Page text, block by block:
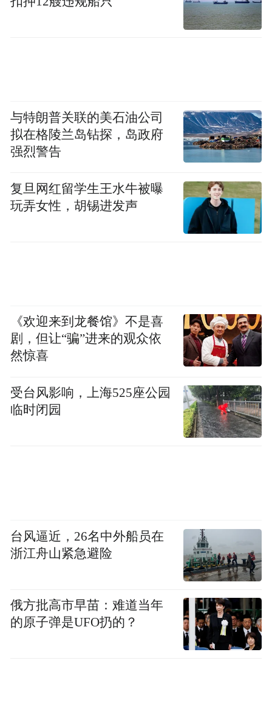
的办法。对于大多数消费者而言，加长版价
格并不比标轴版更贵，但是能够获得更大的
比同级竞品操控更好，电耗控制得更好，这
就足够吸引特斯拉的目标客群了。如果特斯
拉能够在舒适性配置方面更进一步，我想会
心，毕竟特斯拉是最会根据市场热度来调节
价格政策的选手之一，只要Model Y L价格合
理，Model Y家族还会继续成为纯电SUV销
Notice: The content above (including the videos,
pictures and audios if any) is uploaded and posted
by the user of Dafeng Hao, which is a social media
platform and merely provides information storage
与特朗普关联的美石油公司
拟在格陵兰岛钻探，岛政府
强烈警告
复旦网红留学生王水牛被曝
玩弄女性，胡锡进发声
《欢迎来到龙餐馆》不是喜
剧，但让“骗”进来的观众依
然惊喜
受台风影响，上海525座公园
临时闭园
台风逼近，26名中外船员在
浙江舟山紧急避险
俄方批高市早苗：难道当年
的原子弹是UFO扔的？